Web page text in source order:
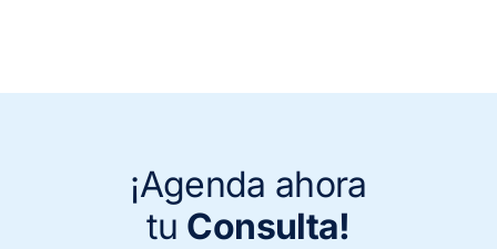
¡Agenda ahora
tu Consulta!